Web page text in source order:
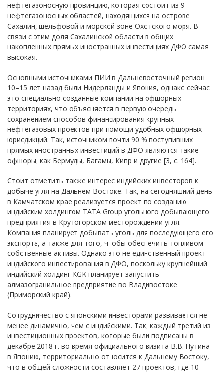
нефтегазоносную провинцию, которая состоит из 9
нефтегазоносных областей, находящихся на острове
Сахалин, шельфовой и морской зоне Охотского моря. В
связи с этим доля Сахалинской области в общих
накопленных прямых иностранных инвестициях ДФО самая
высокая.
Основными источниками ПИИ в Дальневосточный регион
10–15 лет назад были Нидерланды и Япония, однако сейчас
это специально созданные компании на офшорных
территориях, что объясняется в первую очередь
сохранением способов финансирования крупных
нефтегазовых проектов при помощи удобных офшорных
юрисдикций. Так, источником почти 90 % поступивших
прямых иностранных инвестиций в ДФО являются такие
офшоры, как Бермуды, Багамы, Кипр и другие [3, с. 164].
Стоит отметить также интерес индийских инвесторов к
добыче угля на Дальнем Востоке. Так, на сегодняшний день
в Камчатском крае реализуется проект по созданию
индийским холдингом ТАТА Group угольного добывающего
предприятия в Крутогорском месторождении угля.
Компания планирует добывать уголь для последующего его
экспорта, а также для того, чтобы обеспечить топливом
собственные активы. Однако это не единственный проект
индийского инвестирования в ДФО, поскольку крупнейший
индийский холдинг KGK планирует запустить
алмазогранильное предприятие во Владивостоке
(Приморский край).
Сотрудничество с японскими инвесторами развивается не
менее динамично, чем с индийскими. Так, каждый третий из
инвестиционных проектов, которые были подписаны в
декабре 2018 г. во время официального визита В.В. Путина
в Японию, территориально относится к Дальнему Востоку,
что в общей сложности составляет 27 проектов, где 10